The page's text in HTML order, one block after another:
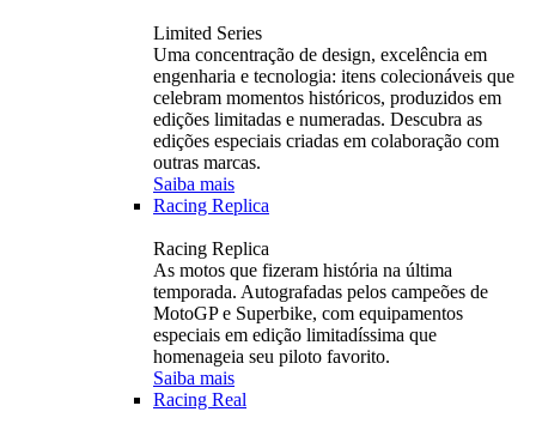
Limited Series
Uma concentração de design, excelência em
engenharia e tecnologia: itens colecionáveis ​​que
celebram momentos históricos, produzidos em
edições limitadas e numeradas. Descubra as
edições especiais criadas em colaboração com
outras marcas.
Saiba mais
Racing Replica
Racing Replica
As motos que fizeram história na última
temporada. Autografadas pelos campeões de
MotoGP e Superbike, com equipamentos
especiais em edição limitadíssima que
homenageia seu piloto favorito.
Saiba mais
Racing Real